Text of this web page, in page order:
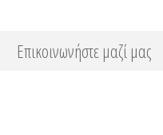
Επικοινωνήστε μαζί μας